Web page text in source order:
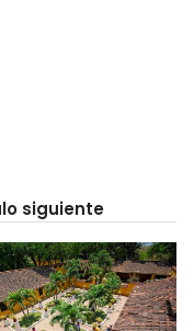
siguiente